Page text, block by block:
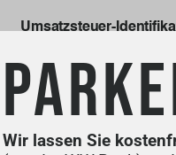
Umsatzsteuer-
Umsetzung der
Wir lassen Sie